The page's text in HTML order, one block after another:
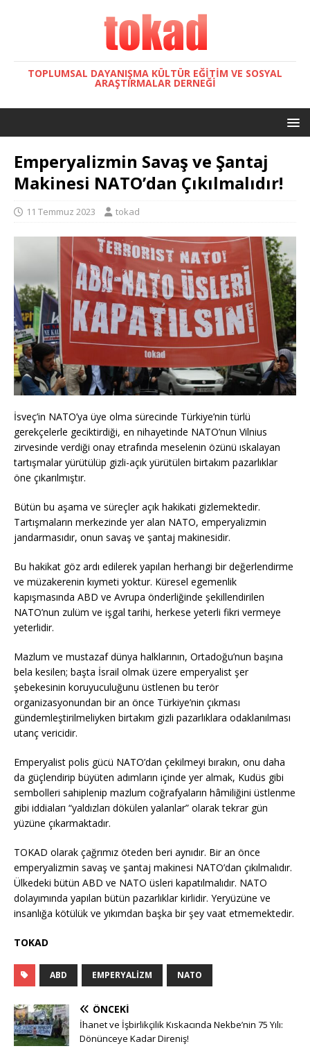
TOPLUMSAL DAYANIŞMA KÜLTÜR EĞITIM VE SOSYAL
ARAŞTIRMALAR DERNEĞI
Emperyalizmin Savaş ve Şantaj
Makinesi NATO’dan Çıkılmalıdır!
11 Temmuz 2023 tokad
İsveç’in NATO’ya üye olma sürecinde Türkiye’nin türlü
gerekçelerle geciktirdiği, en nihayetinde NATO’nun Vilnius
zirvesinde verdiği onay etrafında meselenin özünü ıskalayan
tartışmalar yürütülüp gizli-açık yürütülen birtakım pazarlıklar
öne çıkarılmıştır.
Bütün bu aşama ve süreçler açık hakikati gizlemektedir.
Tartışmaların merkezinde yer alan NATO, emperyalizmin
jandarmasıdır, onun savaş ve şantaj makinesidir.
Bu hakikat göz ardı edilerek yapılan herhangi bir değerlendirme
ve müzakerenin kıymeti yoktur. Küresel egemenlik
kapışmasında ABD ve Avrupa önderliğinde şekillendirilen
NATO’nun zulüm ve işgal tarihi, herkese yeterli fikri vermeye
yeterlidir.
Mazlum ve mustazaf dünya halklarının, Ortadoğu’nun başına
bela kesilen; başta İsrail olmak üzere emperyalist şer
şebekesinin koruyuculuğunu üstlenen bu terör
organizasyonundan bir an önce Türkiye’nin çıkması
gündemleştirilmeliyken birtakım gizli pazarlıklara odaklanılması
utanç vericidir.
Emperyalist polis gücü NATO’dan çekilmeyi bırakın, onu daha
da güçlendirip büyüten adımların içinde yer almak, Kudüs gibi
sembolleri sahiplenip mazlum coğrafyaların hâmiliğini üstlenme
gibi iddiaları “yaldızları dökülen yalanlar” olarak tekrar gün
yüzüne çıkarmaktadır.
TOKAD olarak çağrımız öteden beri aynıdır. Bir an önce
emperyalizmin savaş ve şantaj makinesi NATO’dan çıkılmalıdır.
Ülkedeki bütün ABD ve NATO üsleri kapatılmalıdır. NATO
dolayımında yapılan bütün pazarlıklar kirlidir. Yeryüzüne ve
insanlığa kötülük ve yıkımdan başka bir şey vaat etmemektedir.
TOKAD
ABD EMPERYALIZM NATO
ÖNCEKI
İhanet ve İşbirlikçilik Kıskacında Nekbe’nin 75 Yılı:
Dönünceye Kadar Direniş!